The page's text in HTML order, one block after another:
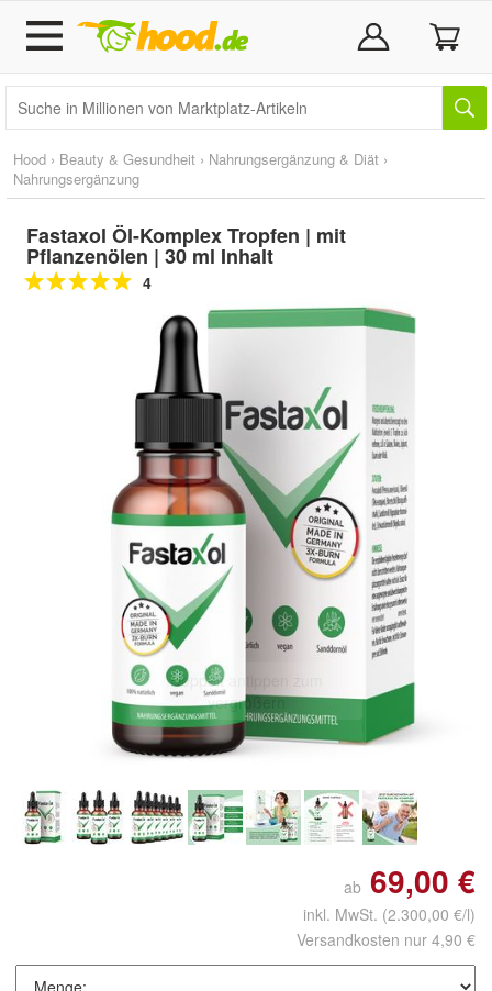
Hood › Beauty & Gesundheit › Nahrungsergänzung & Diät ›
Nahrungsergänzung
Fastaxol Öl-Komplex Tropfen | mit
Pflanzenölen | 30 ml Inhalt
4
Doppelt antippen zum
vergrößern
ab 69,00 €
inkl. MwSt. (2.300,00 €/l)
Versandkosten nur 4,90 €